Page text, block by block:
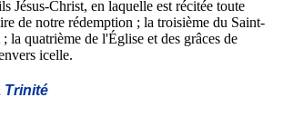
Jésus-Christ, en laquelle est récitée toute
de notre rédemption ; la troisième du Saint-
la quatrième de l'Église et des grâces de
icelle.
Trinité